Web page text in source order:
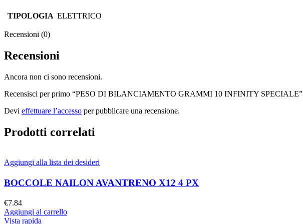
TIPOLOGIA ELETTRICO
Recensioni (0)
Recensioni
Ancora non ci sono recensioni.
Recensisci per primo “PESO DI BILANCIAMENTO GRAMMI 10 INFINITY SPECIALE”
Devi effettuare l’accesso per pubblicare una recensione.
Prodotti correlati
Aggiungi alla lista dei desideri
BOCCOLE NAILON AVANTRENO X12 4 PX
€7.84
Aggiungi al carrello
Vista rapida